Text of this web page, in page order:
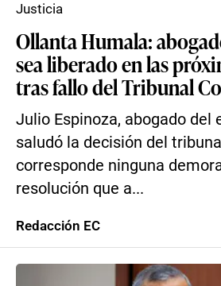
Ollanta Humala:
sea liberado en las
tras fallo del Tribunal
Julio Espinoza, abogado del
saludó la decisión del
corresponde ninguna
resolución que a...
Justicia
Redacción EC